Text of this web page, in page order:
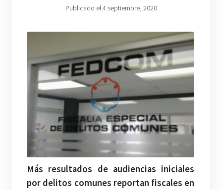
Publicado el 4 septiembre, 2020
Más resultados de audiencias iniciales
por delitos comunes reportan fiscales en